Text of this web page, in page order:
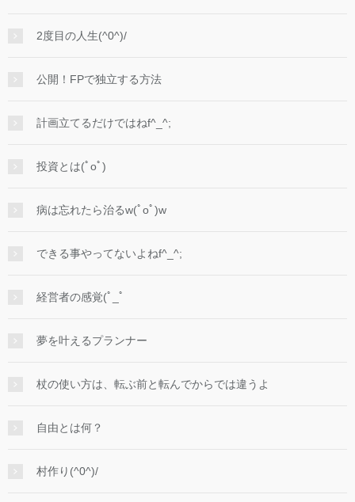
2度目の人生(^0^)/
公開！FPで独立する方法
計画立てるだけではねf^_^;
投資とは(ﾟoﾟ)
病は忘れたら治るw(ﾟoﾟ)w
できる事やってないよねf^_^;
経営者の感覚(ﾟ_ﾟ
夢を叶えるプランナー
杖の使い方は、転ぶ前と転んでからでは違うよ
自由とは何？
村作り(^0^)/